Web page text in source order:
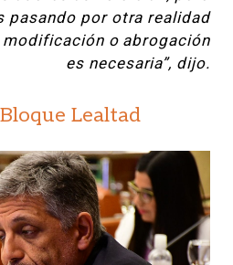
pasando por otra realidad
modificación o abrogación
es necesaria”, dijo.
Lealtad